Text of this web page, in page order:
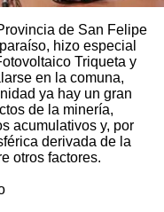
de San Felipe
hizo especial
Triqueta y
en la comuna,
ya hay un gran
de la minería,
acumulativos y, por
derivada de la
otros factores.